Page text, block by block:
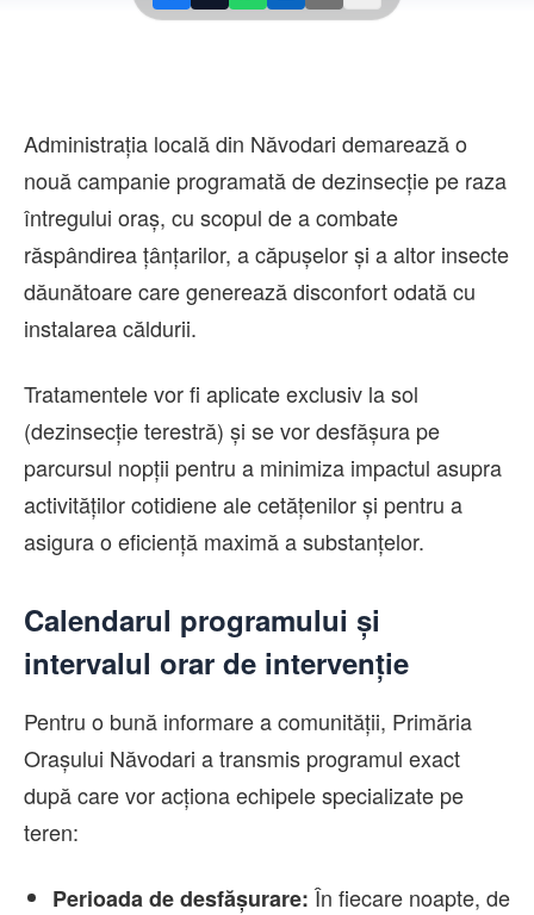
Administrația locală din Năvodari demarează o
nouă campanie programată de dezinsecție pe raza
întregului oraș, cu scopul de a combate
răspândirea țânțarilor, a căpușelor și a altor insecte
dăunătoare care generează disconfort odată cu
instalarea căldurii.
Tratamentele vor fi aplicate exclusiv la sol
(dezinsecție terestră) și se vor desfășura pe
parcursul nopții pentru a minimiza impactul asupra
activităților cotidiene ale cetățenilor și pentru a
asigura o eficiență maximă a substanțelor.
Calendarul programului și
intervalul orar de intervenție
Pentru o bună informare a comunității, Primăria
Orașului Năvodari a transmis programul exact
după care vor acționa echipele specializate pe
teren:
Perioada de desfășurare: În fiecare noapte, de